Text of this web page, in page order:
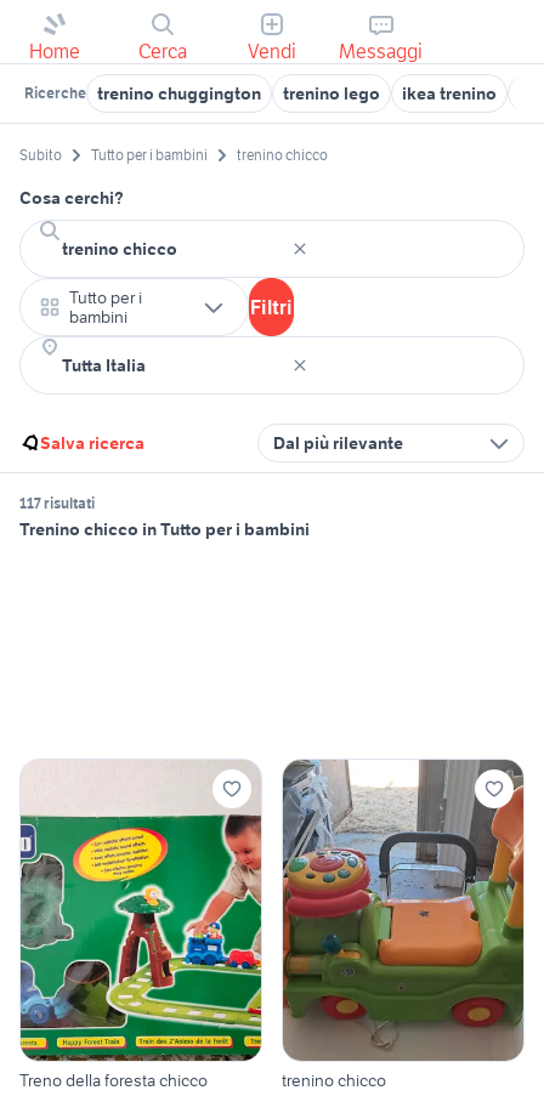
Home Cerca Vendi Messaggi
Ricerche trenino chuggington trenino lego ikea trenino
Subito Tutto per i bambini trenino chicco
Cosa cerchi?
Tutto per i
bambini
Filtri
Salva ricerca Dal più rilevante
117 risultati
Trenino chicco in Tutto per i bambini
Treno della foresta chicco trenino chicco